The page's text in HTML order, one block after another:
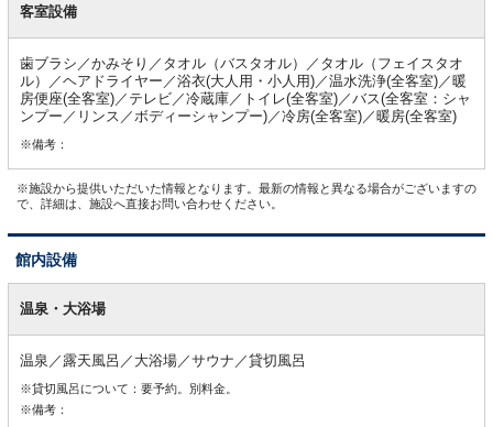
客室設備
歯ブラシ／かみそり／タオル（バスタオル）／タオル（フェイスタオ
ル）／ヘアドライヤー／浴衣(大人用・小人用)／温水洗浄(全客室)／暖
房便座(全客室)／テレビ／冷蔵庫／トイレ(全客室)／バス(全客室：シャ
ンプー／リンス／ボディーシャンプー)／冷房(全客室)／暖房(全客室)
※備考：
※施設から提供いただいた情報となります。最新の情報と異なる場合がございますの
で、詳細は、施設へ直接お問い合わせください。
館内設備
内温泉・大浴場
温泉／露天風呂／大浴場／サウナ／貸切風呂
※貸切風呂について：要予約。別料金。
※備考：